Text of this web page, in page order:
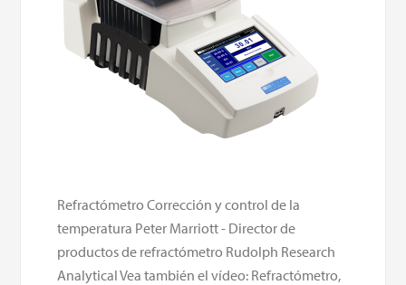
Refractómetro Corrección y control de la
temperatura Peter Marriott - Director de
productos de refractómetro Rudolph Research
Analytical Vea también el vídeo: Refractómetro,